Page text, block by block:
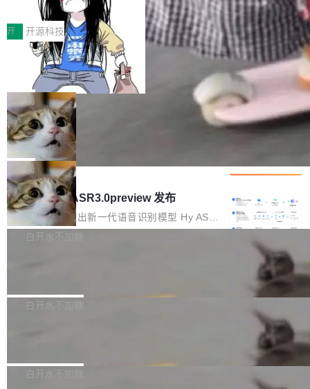
得住、用得稳、省得下、更安全！ 一、从现在开
始，Token使用一目...
q2Seq 和 DocAI 的共同发明人）以及 Oriol Vin
yals（Gemini 联合负责人，AlphaSta...
中文驱动的数字员工，自主理解需求、规划步
骤、编写代码。不挑模型、不挑平台，curl 一行
装完即用。 开源地址：Gitee · GitCode · GitHu
b 安装 支持 Java 8+（8~26）、macOS / Linu
x / Windows / Harmony PC。 # macOS / Linu
x / Harmony PC curl -fsSL https://solon.noea
r.org/solon...
价值潜能：华为云码道（CodeArts）
代码仓技术解析
一、代码仓深度理解技术的作用与价值 在软件工
程实践中，代码仓是企业核心知识资产的主要载
体。企业级代码仓库通常包含数十万乃至数百万
个文件，其规模远超单次模型调用可承载的上下
文窗口。随着项目规模的持续扩张与代码历史的
不断累积，代码仓中的模块关系、接口契约、业
务逻辑等关键信息往往分散于数十乃至数百个文
件之中，形成高度复杂的知识关联网络。传统的
代码检索手段（如关键词匹配、目录遍历）仅能
在语法层面完成文本定位，难以触及代码的语义
内涵与结构关联，导致开发者使用代码智能体在
理解大规模代码仓时面临显著"代码仓理解"瓶
颈。 代码仓深度理解服务（以下简称" CodeBas
e深度理解服务"）是华为云码道（CodeA...
开 开源科技
一条“删库”命令跑 17 小时，算法工程
师删光 89TB 数据只为干私活
最高人民检察院8月4日公布了一起案件：北京一
名90后算法工程师王某，为了给自己接的私活腾
服务器空间，删光了公司AI游戏部门的全部核心
数据。 王某2024年1月入职东城区某科技公司AI
短剧部门，有互联网大厂背景。在公司内部架构
调整期间，部门三次通知全员将数据从A集群迁
移到B集群，王某都回复了"收到"。 他没有迁移
数据。2024年9月3日下午4点，他使用此前登录
的账号密码进入A集群，输入了一条被程序员圈
称为"删库跑路"的命令——最高管理员权限、无
自研的多个文生3D和...
局
Cloudflare 分享推理优化实践：KV ca
che 量化 + 权重压缩，吞吐量提升 4
1%，成本降 30%
Kimi 和 GLM 是当前最强的大模型系列之一，但
它们有一个共同的问题：太吃显存了。月之暗面
的 Kimi K 系列和智谱的 GLM 都是长上下文、M
oE 架构的大模型，好用到让人上瘾，但 GPU 显
存永远不够用。 Cloudflare 的 Workers AI 团队
一直在跑这些模型的推理。他们在官方博客上发
整性保护。效果是：吞吐量提升 41%，每 token
局
腾讯混元 Hy ASR3.0preview 发布
腾讯混元正式推出新一代语音识别模型 Hy ASR
3.0preview。基于最新一代大语言模型 Hy3 的
让语音识别不再只是听清，而是真正听懂。通过
w 不要求标准普通话，方言识别覆盖粤语、吴语
白开水不加糖
新和少量网页兼容性修复版本。 Changes/fixe
容提供的字体时出现的几个问题 为避免音频加
白开水不加糖
发布的 Release Notes，他利用 AI 工具（如 Co
白开水不加糖